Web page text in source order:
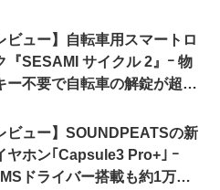
ビュー】自転車用スマートロ
『SESAMI サイクル 2』ｰ 物
ー不要で自転車の解錠が超簡
ビュー】SOUNDPEATSの新
ヤホン｢Capsule3 Pro+｣ ｰ
ドライバー搭載も約1万円